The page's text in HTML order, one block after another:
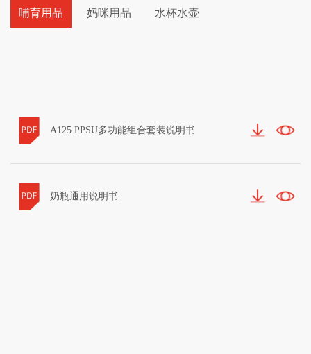
哺育用品 妈咪用品 水杯水壶
A125 PPSU多功能组合套装说明书
奶瓶通用说明书